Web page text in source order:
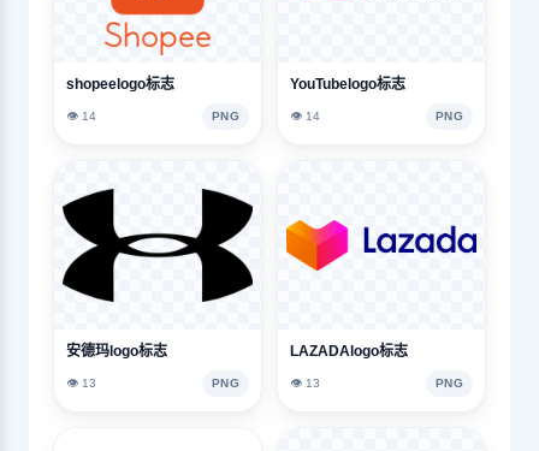
shopeelogo标志
👁️ 14 PNG
YouTubelogo标志
👁️ 14 PNG
安德玛logo标志
👁️ 13 PNG
LAZADAlogo标志
👁️ 13 PNG